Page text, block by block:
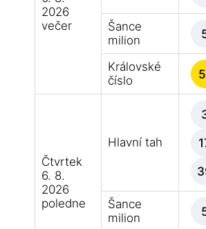
2026
večer
Šance
milion
Královské
číslo
Čtvrtek
6. 8.
2026
poledne
Hlavní tah
Šance
milion